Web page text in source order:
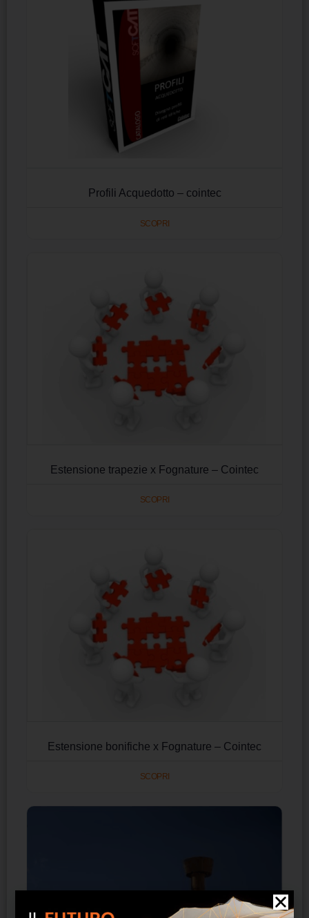
Profili Acquedotto – cointec
SCOPRI
Estensione trapezie x Fognature – Cointec
SCOPRI
Estensione bonifiche x Fognature – Cointec
SCOPRI